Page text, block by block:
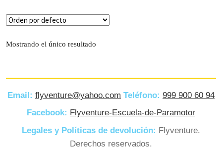
Mostrando el único resultado
Email: flyventure@yahoo.com Teléfono: 999 900 60 94
Facebook: Flyventure-Escuela-de-Paramotor
Legales y Políticas de devolución: Flyventure.
Derechos reservados.